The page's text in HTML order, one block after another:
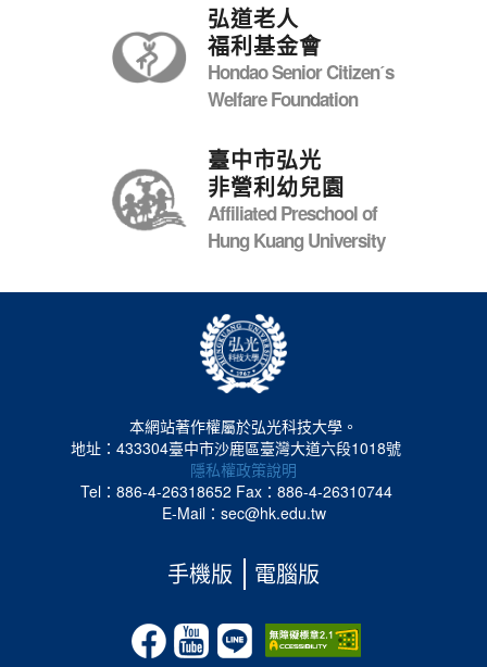
弘道老人
福利基金會
Hondao Senior Citizenˊs
Welfare Foundation
臺中市弘光
非營利幼兒園
Affiliated Preschool of
Hung Kuang University
本網站著作權屬於弘光科技大學。
地址：433304臺中市沙鹿區臺灣大道六段1018號
隱私權政策說明
Tel：886-4-26318652 Fax：886-4-26310744
E-Mail：sec@hk.edu.tw
手機版 電腦版